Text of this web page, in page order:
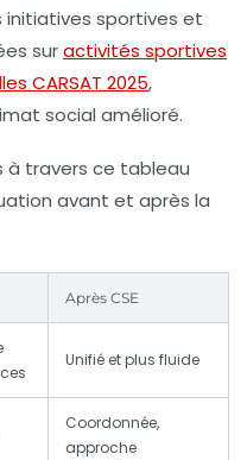
initiatives sportives et
suractivités sportives
CARSAT 2025,
social amélioré.
à travers ce tableau
avant et après la
Après CSE
Unifié et plus fluide
Coordonnée,
approche